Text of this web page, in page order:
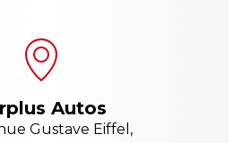
Autos
Gustave Eiffel,